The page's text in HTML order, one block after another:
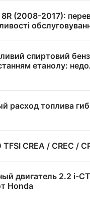
(2008-2017):
спиртовий
етанолу:
расход топлива
CREA / CREC /
двигатель 2.2 i-
Honda